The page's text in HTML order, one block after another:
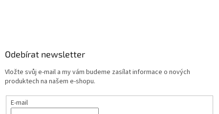
Odebírat newsletter
Vložte svůj e-mail a my vám budeme zasílat informace o nových
produktech na našem e-shopu.
E-mail